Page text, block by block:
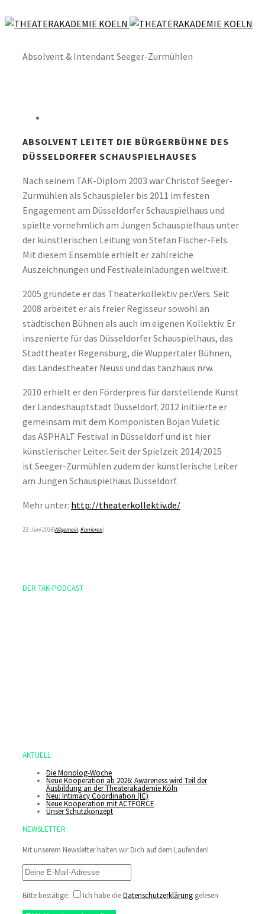
Absolvent & Intendant Seeger-Zurmühlen
ABSOLVENT LEITET DIE BÜRGERBÜHNE DES
DÜSSELDORFER SCHAUSPIELHAUSES
Nach seinem TAK-Diplom 2003 war Christof Seeger-
Zurmühlen als Schauspieler bis 2011 im festen
Engagement am Düsseldorfer Schauspielhaus und
spielte vornehmlich am Jungen Schauspielhaus unter
der künstlerischen Leitung von Stefan Fischer-Fels.
Mit diesem Ensemble erhielt er zahlreiche
Auszeichnungen und Festivaleinladungen weltweit.
2005 gründete er das Theaterkollektiv per.Vers. Seit
2008 arbeitet er als freier Regisseur sowohl an
städtischen Bühnen als auch im eigenen Kollektiv. Er
inszenierte für das Düsseldorfer Schauspielhaus, das
Stadttheater Regensburg, die Wuppertaler Bühnen,
das Landestheater Neuss und das tanzhaus nrw.
2010 erhielt er den Förderpreis für darstellende Kunst
der Landeshauptstadt Düsseldorf. 2012 initiierte er
gemeinsam mit dem Komponisten Bojan Vuletic
das ASPHALT Festival in Düsseldorf und ist hier
künstlerischer Leiter. Seit der Spielzeit 2014/2015
ist Seeger-Zurmühlen zudem der künstlerische Leiter
am Jungen Schauspielhaus Düsseldorf.
Mehr unter: http://theaterkollektiv.de/
22. Juni 2016|Allgemein,Karrieren|
DER TAK-PODCAST
AKTUELL
Die Monolog-Woche
Neue Kooperation ab 2026: Awareness wird Teil der
Ausbildung an der Theaterakademie Köln
Neu: Intimacy Coordination (IC)
Neue Kooperation mit ACTFORCE
Unser Schutzkonzept
NEWSLETTER
Mit unserem Newsletter halten wir Dich auf dem Laufenden!
Bitte bestätige: Ich habe dieDatenschutzerklärung gelesen